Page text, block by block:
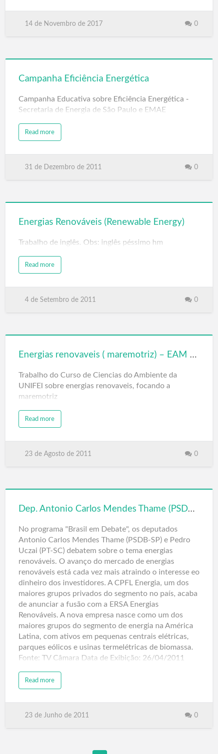
14 de Novembro de 2017 0
Campanha Eficiência Energética
Campanha Educativa sobre Eficiência Energética -
Secretaria de Energia de São Paulo e EMAE
Read more
31 de Dezembro de 2011 0
Energias Renováveis (Renewable Energy)
Trabalho de inglês. Obs: inglês péssimo hm
Read more
4 de Setembro de 2011 0
Energias renovaveis ( maremotriz) – EAM 002
Trabalho do Curso de Ciencias do Ambiente da
UNIFEI sobre energias renovaveis, focando a
maremotriz
Read more
23 de Agosto de 2011 0
Dep. Antonio Carlos Mendes Thame (PSDB-SP) e Dep. Pedro Uczai (PT-SC): Energias Renováveis
No programa "Brasil em Debate", os deputados
Antonio Carlos Mendes Thame (PSDB-SP) e Pedro
Uczai (PT-SC) debatem sobre o tema energias
renováveis. O avanço do mercado de energias
renováveis está cada vez mais atraindo o interesse eo
dinheiro dos investidores. A CPFL Energia, um dos
maiores grupos privados do segmento no país, acaba
de anunciar a fusão com a ERSA Energias
Renováveis. A nova empresa nasce como um dos
maiores grupos do segmento de energia na América
Latina, com ativos em pequenas centrais elétricas,
parques eólicos e usinas termelétricas de biomassa.
Fonte: TV Câmara Data de Exibição: 26/04/2011
Read more
23 de Junho de 2011 0